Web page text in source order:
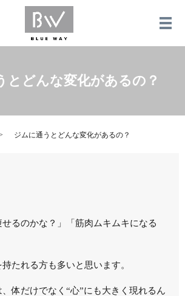
メ
とどんな変化があるの？
ジムに通うとどんな変化があるの？
せるのかな？」「筋肉ムキムキになる
たれる方も多いと思います。
体だけでなく“心”にも大きく現れるん